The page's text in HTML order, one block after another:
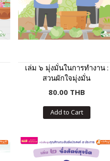
เล่ม ๖ มุ่งมั่นในการทำงาน :
สวนผักใจมุ่งมั่น
80.00 THB
Add to Cart